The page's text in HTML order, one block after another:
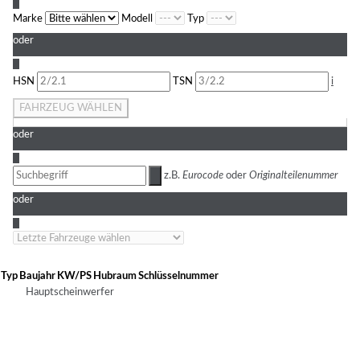
Marke
Modell Typ
oder
HSN
TSN i
FAHRZEUG WÄHLEN
oder
z.B. Eurocode oder Originalteilenummer
oder
Typ Baujahr KW/PS HubraumSchlüsselnummer
Hauptscheinwerfer